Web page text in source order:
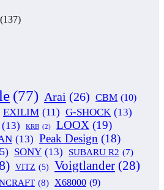
(137)
(77) Arai (26) CBM (10)
EXILIM (11) G-SHOCK (13)
(13) KRB (2) LOOX (19)
(13) Peak Design (18)
SONY (13) SUBARU R2 (7)
VITZ (5) Voigtlander (28)
(8) X68000 (9)